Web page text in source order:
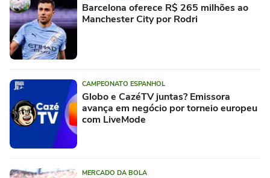
Barcelona oferece R$ 265 milhões ao
Manchester City por Rodri
CAMPEONATO ESPANHOL
Globo e CazéTV juntas? Emissora
avança em negócio por torneio europeu
com LiveMode
MERCADO DA BOLA